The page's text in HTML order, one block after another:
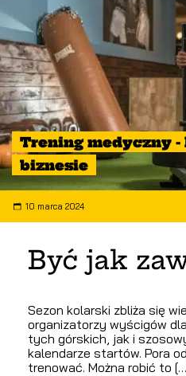
Trening medyczny
biznesie
10 marca 2024
Być jak
Sezon kolarski zbliża się
organizatorzy wyścigów
tych górskich, jak i
kalendarze startów. Pora
trenować. Można robić to